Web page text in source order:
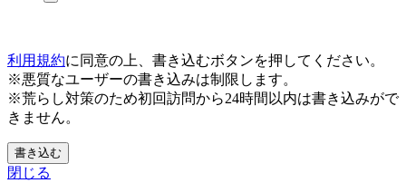
利用規約に同意の上、書き込むボタンを押してください。
※悪質なユーザーの書き込みは制限します。
※荒らし対策のため初回訪問から24時間以内は書き込みがで
きません。
書き込む
閉じる